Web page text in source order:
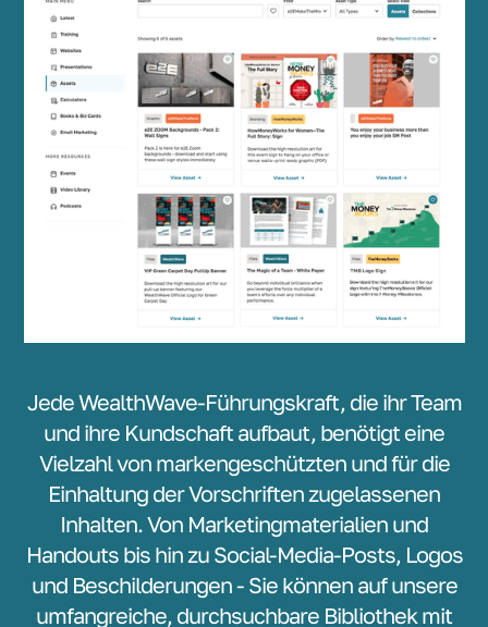
Jede WealthWave-Führungskraft, die ihr Team
und ihre Kundschaft aufbaut, benötigt eine
Vielzahl von markengeschützten und für die
Einhaltung der Vorschriften zugelassenen
Inhalten. Von Marketingmaterialien und
Handouts bis hin zu Social-Media-Posts, Logos
und Beschilderungen - Sie können auf unsere
umfangreiche, durchsuchbare Bibliothek mit